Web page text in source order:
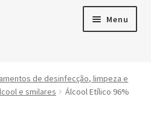
Menu
de desinfecção, limpeza e
e smilares
Álcool Etílico 96%